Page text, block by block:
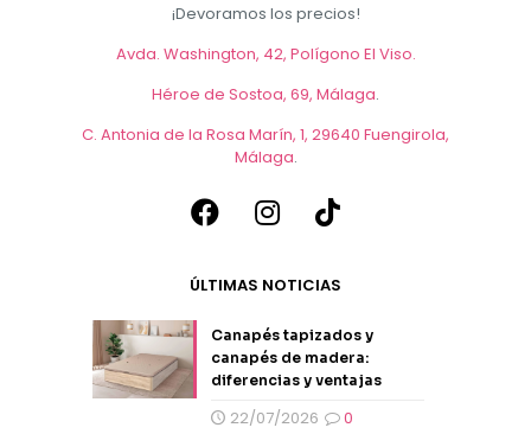
¡Devoramos los precios!
Avda. Washington, 42, Polígono El Viso.
Héroe de Sostoa, 69, Málaga.
C. Antonia de la Rosa Marín, 1, 29640 Fuengirola,
Málaga.
ÚLTIMAS NOTICIAS
Canapés tapizados y
canapés de madera:
diferencias y ventajas
22/07/2026 0